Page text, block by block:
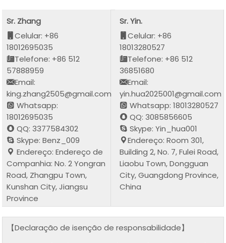
Sr. Zhang
Celular: +86
18012695035
Telefone: +86 512
57888959
Email:
king.zhang2505@gmail.com
Whatsapp:
18012695035
QQ: 3377584302
Skype: Benz_009
Endereço: Endereço de
Companhia: No. 2 Yongran
Road, Zhangpu Town,
Kunshan City, Jiangsu
Province
Sr. Yin.
Celular: +86
18013280527
Telefone: +86 512
36851680
Email:
yin.hua2025001@gmail.com
Whatsapp: 18013280527
QQ: 3085856605
Skype: Yin_hua001
Endereço: Room 301,
Building 2, No. 7, Fulei Road,
Liaobu Town, Dongguan
City, Guangdong Province,
China
【Declaração de isenção de responsabilidade】